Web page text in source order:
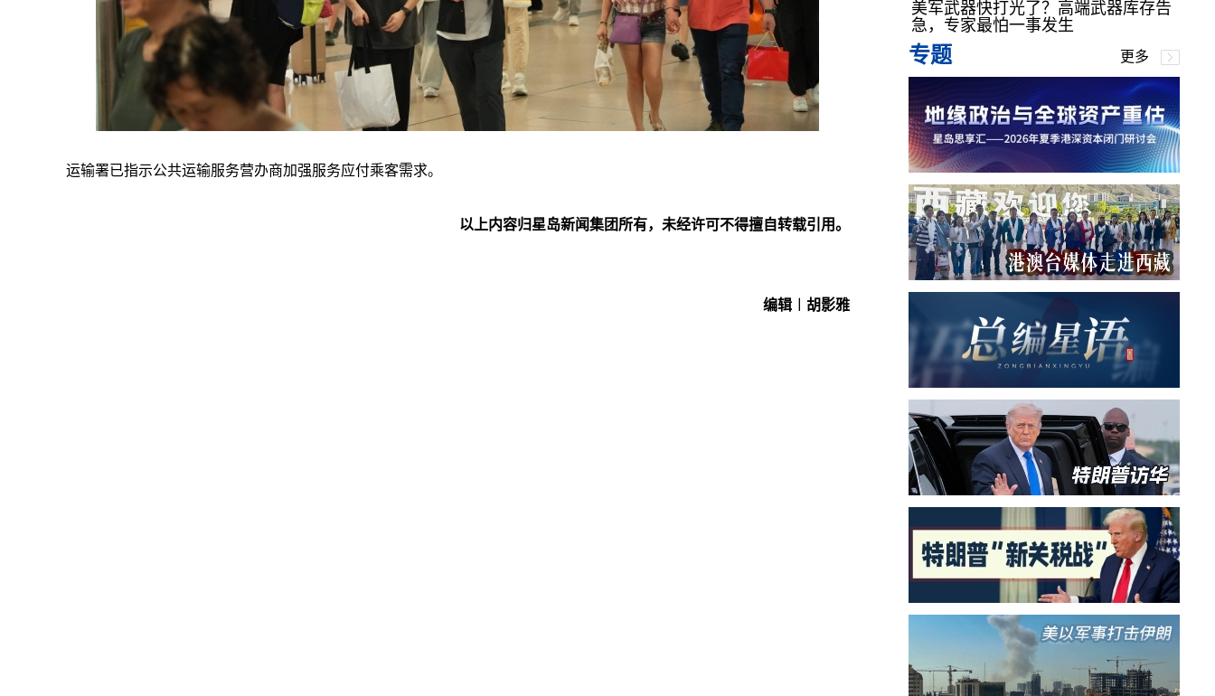
运输署已指示公共运输服务营办商加强服务应付乘客需求。
以上内容归星岛新闻集团所有，未经许可不得擅自转载引用。
编辑︱胡影雅
美军武器快打光了？高端武器库存告
急，专家最怕一事发生
专题 更多